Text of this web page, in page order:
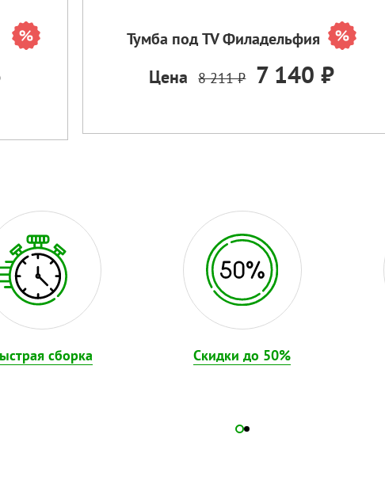
Тумба под TV Филадельфия
Цена 8 211 ₽ 7 140 ₽
сборка Скидки до 50%